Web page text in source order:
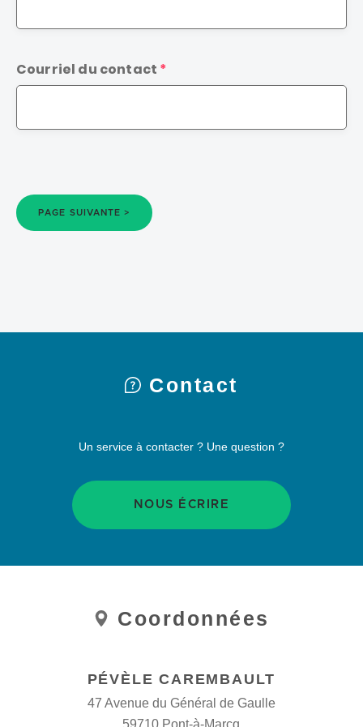
Courriel du contact
PAGE SUIVANTE >
Coordonnées
Coordonnées
horaires
PÉVÈLE CAREMBAULT
47 Avenue du Général de Gaulle
59710 Pont-à-Marcq
Contact
Un service à contacter ? Une question ?
NOUS ÉCRIRE